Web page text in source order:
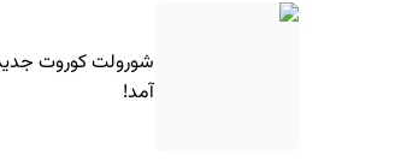
شورولت کوروت
آمد!